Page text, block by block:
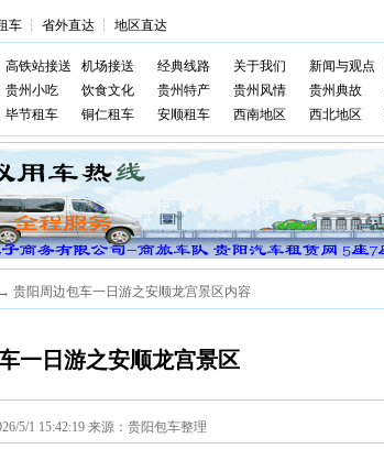
车┆ 省外直达┆ 地区直达
高铁站接送 机场接送 经典线路 关于我们 新闻与观点
贵州小吃 饮食文化 贵州特产 贵州风情 贵州典故
毕节租车 铜仁租车 安顺租车 西南地区 西北地区
贵阳周边包车一日游之安顺龙宫景区内容
一日游之安顺龙宫景区
5/1 15:42:19 来源：贵阳包车整理